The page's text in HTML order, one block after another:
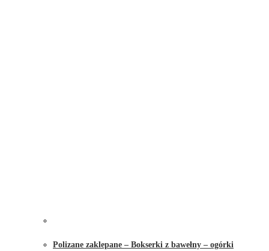
Polizane zaklepane – Bokserki z bawełny – ogórki